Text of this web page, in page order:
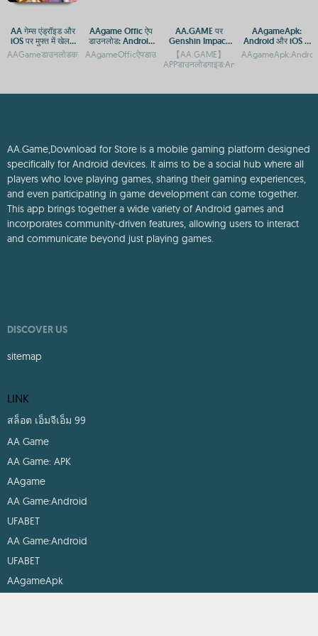
AA गेम्स एंड्रॉइड और
iOS पर मुफ्त में खेलने
के लिए डाउनलोड करें
AAgame Offic ऐप
डाउनलोड: Android
और iOS प्लेटफ़ॉर्म पर
गेमिंग एक्सेस
AA.GAME पर
Genshin Impact
APK डाउनलोड करें:
Android और iOS
गाइड
【AA.GAME】
AAgameApk:
Android और iOS के
लिए गेमिंग ऐप्स का पूरा
गाइड
AA.Game,Download for Store is a mobile gaming platform designed
specifically for Android devices. It aims to be a social hub where all
players who love playing games, sharing their gaming experiences,
and even participating in game development can come together.
This app brings together a wide variety of Android games and
incorporates community-driven features, allowing users to interact
and communicate beyond just playing games.
DISCOVER US
sitemap
LINK
สล็อต เอ็มจีเอ็ม 99
AA Game
AA Game: APK
AAgame
AA Game:Android
UFABET
AA Game:Android
UFABET
AAgameApk